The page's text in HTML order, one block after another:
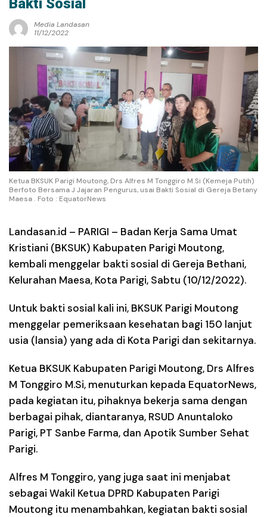
Bakti Sosial
Media Landasan
11/12/2022
Ketua BKSUK Parigi Moutong, Drs Alfres M Tonggiro M.Si (Kemeja Putih)
Berfoto Bersama J Jajaran Pengurus, usai Bakti Sosial di Gereja Betany
Maesa . Foto : EquatorNews
Landasan.id – PARIGI – Badan Kerja Sama Umat
Kristiani (BKSUK) Kabupaten Parigi Moutong,
kembali menggelar bakti sosial di Gereja Bethani,
Kelurahan Maesa, Kota Parigi, Sabtu (10/12/2022).
Untuk bakti sosial kali ini, BKSUK Parigi Moutong
menggelar pemeriksaan kesehatan bagi 150 lanjut
usia (lansia) yang ada di Kota Parigi dan sekitarnya.
Ketua BKSUK Kabupaten Parigi Moutong, Drs Alfres
M Tonggiro M.Si, menuturkan kepada EquatorNews,
pada kegiatan itu, pihaknya bekerja sama dengan
berbagai pihak, diantaranya, RSUD Anuntaloko
Parigi, PT Sanbe Farma, dan Apotik Sumber Sehat
Parigi.
Alfres M Tonggiro, yang juga saat ini menjabat
sebagai Wakil Ketua DPRD Kabupaten Parigi
Moutong itu menambahkan, kegiatan bakti sosial